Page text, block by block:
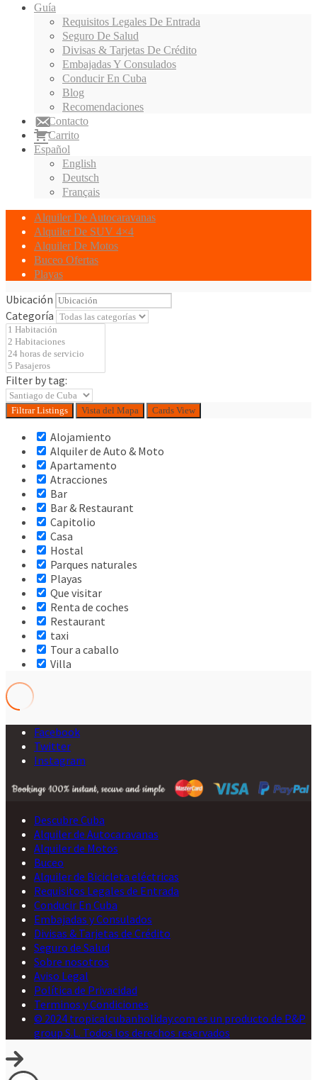
Guía
Requisitos Legales De Entrada
Seguro De Salud
Divisas & Tarjetas De Crédito
Embajadas Y Consulados
Conducir En Cuba
Blog
Recomendaciones
Contacto
Carrito
Español
English
Deutsch
Français
Alquiler De Autocaravanas
Alquiler De SUV 4×4
Alquiler De Motos
Buceo Ofertas
Playas
Ubicación
Categoría
Filter by tag:
FiltrarListings Vista del Mapa Cards View
Alojamiento
Alquiler de Auto & Moto
Apartamento
Atracciones
Bar
Bar & Restaurant
Capitolio
Casa
Hostal
Parques naturales
Playas
Que visitar
Renta de coches
Restaurant
taxi
Tour a caballo
Villa
Facebook
Twitter
Instagram
Descubre Cuba
Alquiler de Autocaravanas
Alquiler de Motos
Buceo
Alquiler de Bicicleta eléctricas
Requisitos Legales de Entrada
Conducir En Cuba
Embajadas y Consulados
Divisas & Tarjetas de Crédito
Seguro de Salud
Sobre nosotros
Aviso Legal
Política de Privacidad
Terminos y Condiciones
© 2024 tropicalcubanholiday.com es un producto de P&P
group S.L. Todos los derechos reservados